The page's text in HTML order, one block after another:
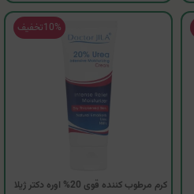
10%تخفیف
کرم مرطوب کننده قوی 20% اوره دکتر ژیلا